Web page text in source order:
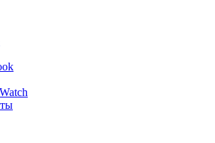
аппаратными, так и программными
выявить источник
необходимые меры для ее
попытки не привели к
сервисный центр поможет восстановить
устройства быстро и качественно.